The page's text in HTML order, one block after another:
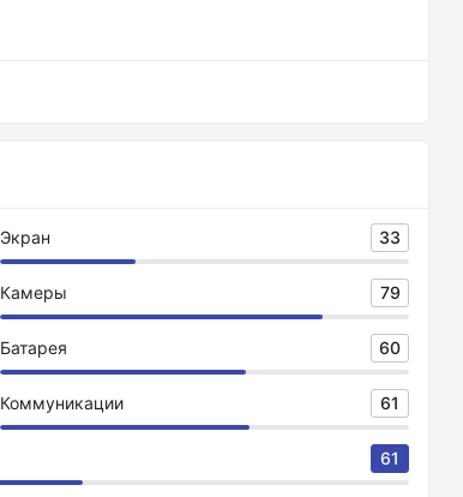
Экран 33
Камеры 79
Батарея 60
Коммуникации 61
61